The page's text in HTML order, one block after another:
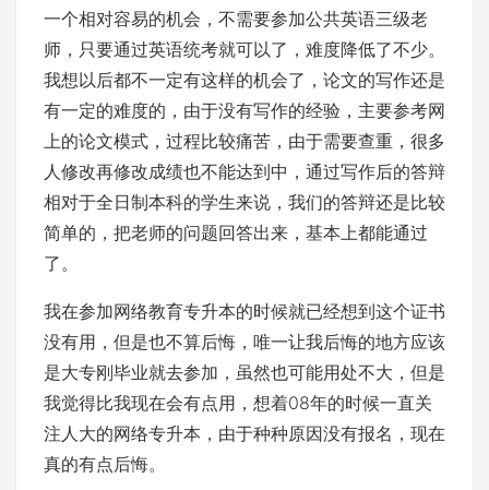
一个相对容易的机会，不需要参加公共英语三级老
师，只要通过英语统考就可以了，难度降低了不少。
我想以后都不一定有这样的机会了，论文的写作还是
有一定的难度的，由于没有写作的经验，主要参考网
上的论文模式，过程比较痛苦，由于需要查重，很多
人修改再修改成绩也不能达到中，通过写作后的答辩
相对于全日制本科的学生来说，我们的答辩还是比较
简单的，把老师的问题回答出来，基本上都能通过
了。
我在参加网络教育专升本的时候就已经想到这个证书
没有用，但是也不算后悔，唯一让我后悔的地方应该
是大专刚毕业就去参加，虽然也可能用处不大，但是
我觉得比我现在会有点用，想着08年的时候一直关
注人大的网络专升本，由于种种原因没有报名，现在
真的有点后悔。